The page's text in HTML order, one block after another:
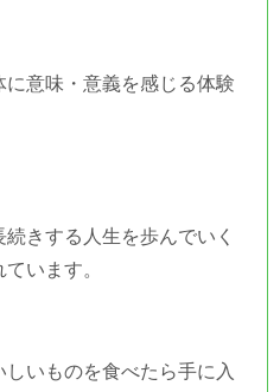
意味・意義を感じる体験
きする人生を歩んでいく
います。
いものを食べたら手に入